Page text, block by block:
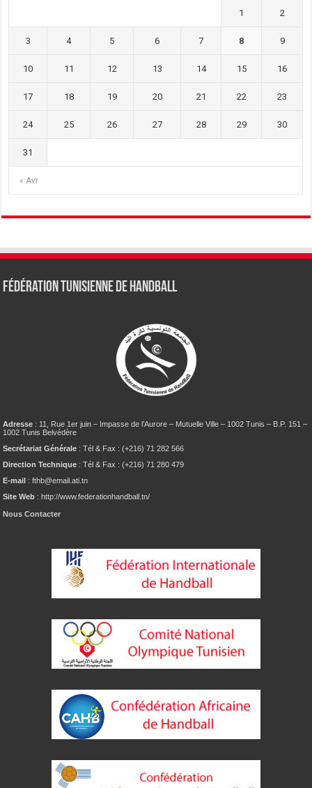
« Avr
1 2
3 4 5 6 7 8 9
10 11 12 13 14 15 16
17 18 19 20 21 22 23
24 25 26 27 28 29 30
31
Fédération tunisienne de Handball
Adresse : 11, Rue 1er juin – Impasse de l’Aurore – Mutuelle Ville – 1002 Tunis – B.P. 151 –
1002 Tunis Belvédère
Secrétariat Générale : Tél & Fax : (+216) 71 282 566
Direction Technique : Tél & Fax : (+216) 71 280 479
E-mail : fthb@email.ati.tn
Site Web : http://www.federationhandball.tn/
Nous Contacter